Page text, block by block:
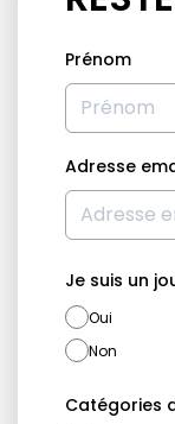
Prénom
Adresse
Je suis un
Oui
Non
Catégories